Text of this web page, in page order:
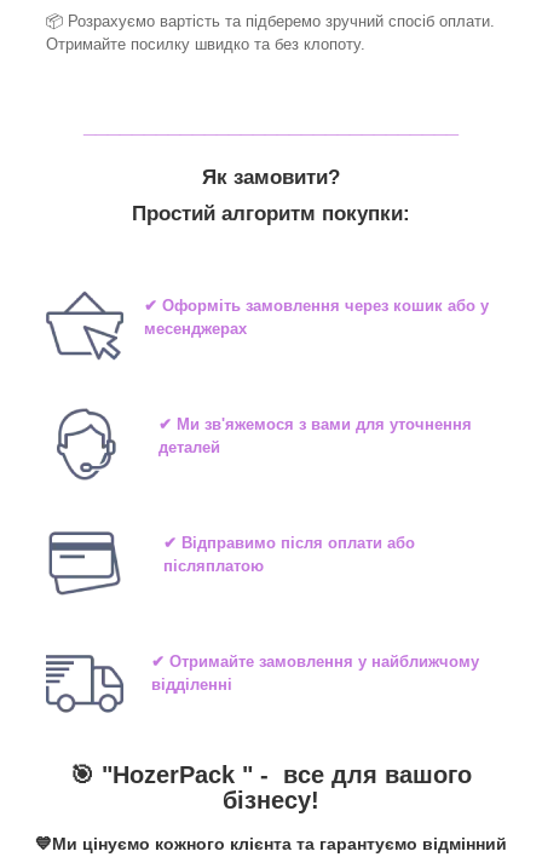
📦 Розрахуємо вартість та підберемо зручний спосіб оплати.
Отримайте посилку швидко та без клопоту.
Як замовити?
Простий алгоритм покупки:
✔ Оформіть замовлення через кошик або у
месенджерах
✔ Ми зв'яжемося з вами для уточнення
деталей
✔ Відправимо після оплати або
післяплатою
✔ Отримайте замовлення у найближчому
відділенні
🎯 "HozerPack " - все для вашого
бізнесу!
💙Ми цінуємо кожного клієнта та гарантуємо відмінний